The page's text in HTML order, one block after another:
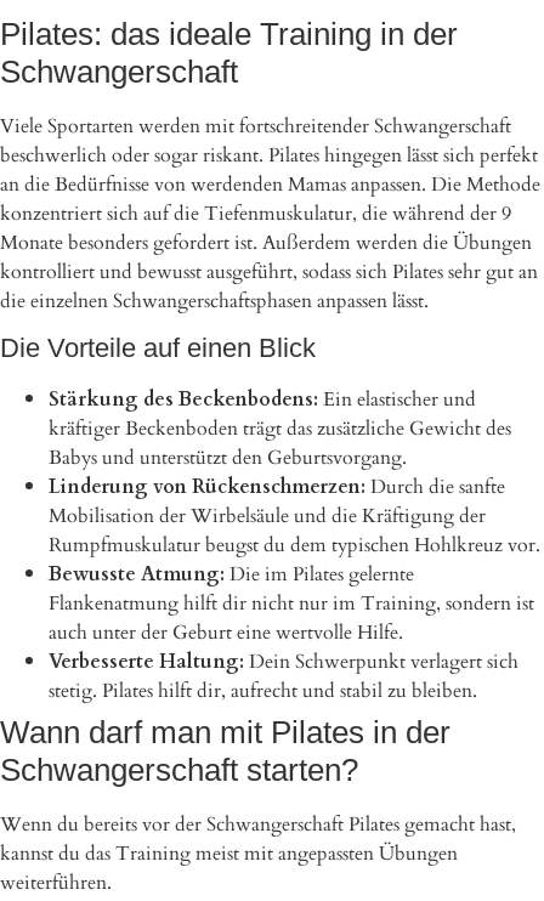
Pilates: das ideale Training in der
Schwangerschaft
Viele Sportarten werden mit fortschreitender Schwangerschaft
beschwerlich oder sogar riskant. Pilates hingegen lässt sich perfekt
an die Bedürfnisse von werdenden Mamas anpassen. Die Methode
konzentriert sich auf die Tiefenmuskulatur, die während der 9
Monate besonders gefordert ist. Außerdem werden die Übungen
kontrolliert und bewusst ausgeführt, sodass sich Pilates sehr gut an
die einzelnen Schwangerschaftsphasen anpassen lässt.
Die Vorteile auf einen Blick
Stärkung des Beckenbodens: Ein elastischer und
kräftiger Beckenboden trägt das zusätzliche Gewicht des
Babys und unterstützt den Geburtsvorgang.
Linderung von Rückenschmerzen: Durch die sanfte
Mobilisation der Wirbelsäule und die Kräftigung der
Rumpfmuskulatur beugst du dem typischen Hohlkreuz vor.
Bewusste Atmung: Die im Pilates gelernte
Flankenatmung hilft dir nicht nur im Training, sondern ist
auch unter der Geburt eine wertvolle Hilfe.
Verbesserte Haltung: Dein Schwerpunkt verlagert sich
stetig. Pilates hilft dir, aufrecht und stabil zu bleiben.
Wann darf man mit Pilates in der
Schwangerschaft starten?
Wenn du bereits vor der Schwangerschaft Pilates gemacht hast,
kannst du das Training meist mit angepassten Übungen
weiterführen.